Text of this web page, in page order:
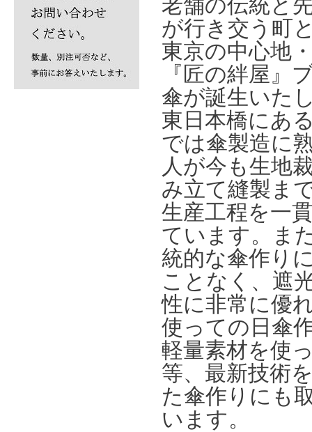
老舗の伝統と
が行き交う町
東京の中心地
『匠の絆屋』
傘が誕生いた
東日本橋にあ
では傘製造に
人が今も生地
み立て縫製ま
生産工程を一
ています。ま
統的な傘作り
ことなく、遮
性に非常に優
使っての日傘
軽量素材を使
等、最新技術
た傘作りにも
います。